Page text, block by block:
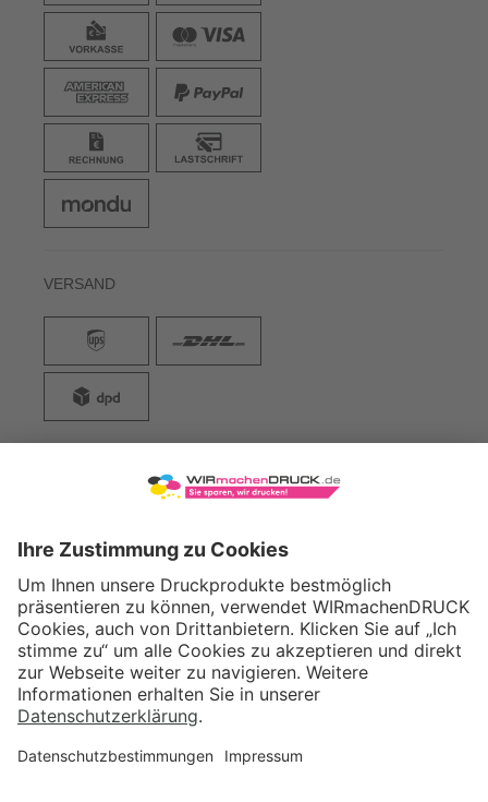
VERSAND
WIRmachenDRUCK GmbH
71522 Backnang
Tel.: +49 (0) 711 995 982 - 20
Fax: +49 (0) 711 995 982 - 21
SOCIAL MEDIA